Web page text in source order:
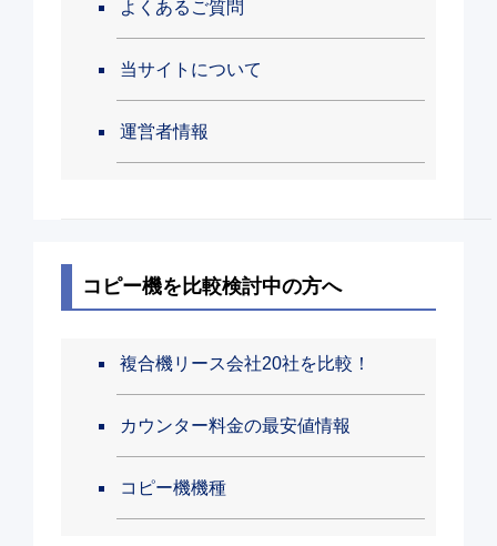
よくあるご質問
当サイトについて
運営者情報
コピー機を比較検討中の方へ
複合機リース会社20社を比較！
カウンター料金の最安値情報
コピー機機種